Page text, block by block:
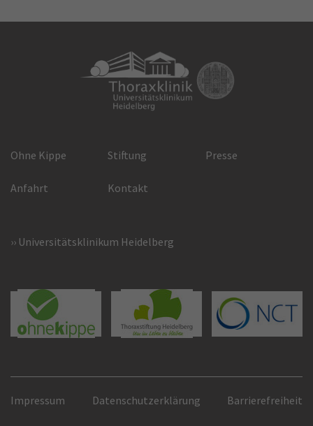
Ohne Kippe Stiftung Presse
Anfahrt Kontakt
Universitätsklinikum Heidelberg
Impressum Datenschutzerklärung Barrierefreiheit